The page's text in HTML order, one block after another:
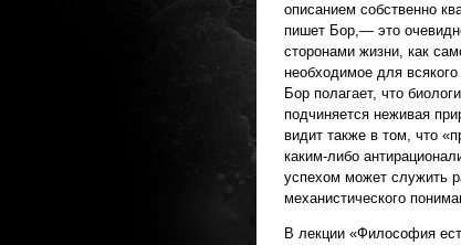
описанием собственно
пишет Бор,— это
сторонами жизни, как
необходимое для
Бор полагает, что
подчиняется неживая
видит также в том, что
каким-либо
успехом может служить
механистического
В лекции «Философия